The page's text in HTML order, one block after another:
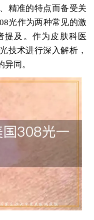
精准的特点而备受关
光作为两种常见的激
提及。作为皮肤科医
技术进行深入解析，
同。